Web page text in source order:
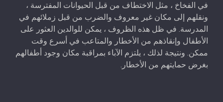
في الفخاخ ، مثل الاختطاف من قبل الحيوانات المفترسة ،
ونقلهم إلى مكان غير معروف والضرب من قبل زملائهم في
المدرسة. في ظل هذه الظروف ، يمكن للوالدين العثور على
الأطفال وإنقاذهم من الأخطار والمتاعب في أسرع وقت
ممكن. ونتيجة لذلك ، يلتزم الآباء بمراقبة مكان وجود أطفالهم
بغرض حمايتهم من الأخطار.